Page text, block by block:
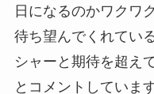
日になるのかワクワ
待ち望んでくれてい
シャーと期待を超え
とコメントしています